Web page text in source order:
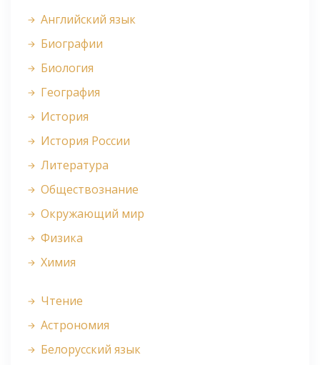
Английский язык
Биографии
Биология
География
История
История России
Литература
Обществознание
Окружающий мир
Физика
Химия
Чтение
Астрономия
Белорусский язык